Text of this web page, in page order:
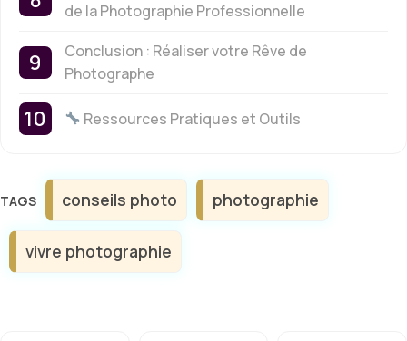
de la Photographie Professionnelle
Conclusion : Réaliser votre Rêve de
Photographe
Ressources Pratiques et Outils
Étiquettes
conseils photo photographie
vivre photographie